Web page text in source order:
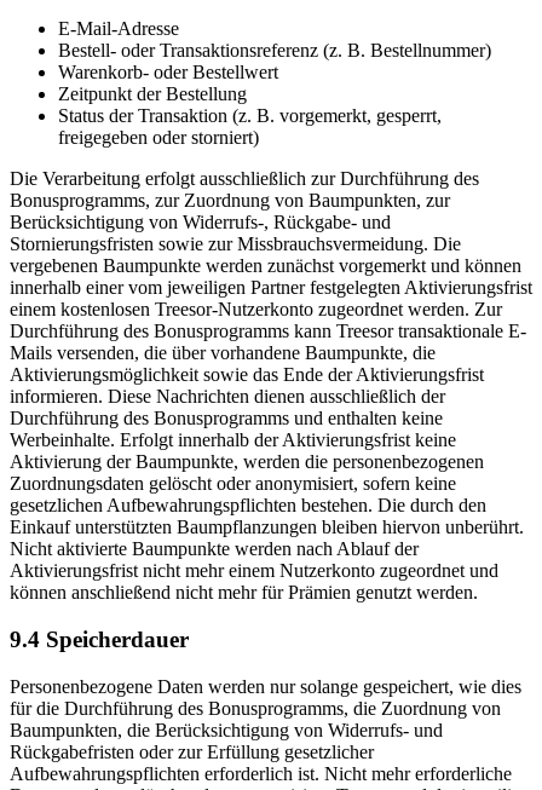
E-Mail-Adresse
Bestell- oder Transaktionsreferenz (z. B. Bestellnummer)
Warenkorb- oder Bestellwert
Zeitpunkt der Bestellung
Status der Transaktion (z. B. vorgemerkt, gesperrt,
freigegeben oder storniert)
Die Verarbeitung erfolgt ausschließlich zur Durchführung des
Bonusprogramms, zur Zuordnung von Baumpunkten, zur
Berücksichtigung von Widerrufs-, Rückgabe- und
Stornierungsfristen sowie zur Missbrauchsvermeidung. Die
vergebenen Baumpunkte werden zunächst vorgemerkt und können
innerhalb einer vom jeweiligen Partner festgelegten Aktivierungsfrist
einem kostenlosen Treesor-Nutzerkonto zugeordnet werden. Zur
Durchführung des Bonusprogramms kann Treesor transaktionale E-
Mails versenden, die über vorhandene Baumpunkte, die
Aktivierungsmöglichkeit sowie das Ende der Aktivierungsfrist
informieren. Diese Nachrichten dienen ausschließlich der
Durchführung des Bonusprogramms und enthalten keine
Werbeinhalte. Erfolgt innerhalb der Aktivierungsfrist keine
Aktivierung der Baumpunkte, werden die personenbezogenen
Zuordnungsdaten gelöscht oder anonymisiert, sofern keine
gesetzlichen Aufbewahrungspflichten bestehen. Die durch den
Einkauf unterstützten Baumpflanzungen bleiben hiervon unberührt.
Nicht aktivierte Baumpunkte werden nach Ablauf der
Aktivierungsfrist nicht mehr einem Nutzerkonto zugeordnet und
können anschließend nicht mehr für Prämien genutzt werden.
9.4 Speicherdauer
Personenbezogene Daten werden nur solange gespeichert, wie dies
für die Durchführung des Bonusprogramms, die Zuordnung von
Baumpunkten, die Berücksichtigung von Widerrufs- und
Rückgabefristen oder zur Erfüllung gesetzlicher
Aufbewahrungspflichten erforderlich ist. Nicht mehr erforderliche